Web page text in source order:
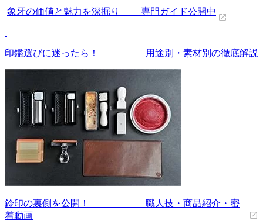
象牙の価値と魅力を深掘り 専門ガイド公開中
印鑑選びに迷ったら！ 用途別・素材別の徹底解説
鈴印の裏側を公開！ 職人技・商品紹介・密
着動画